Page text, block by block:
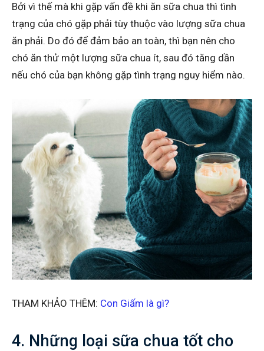
Bởi vì thế mà khi gặp vấn đề khi ăn sữa chua thì tình
trạng của chó gặp phải tùy thuộc vào lượng sữa chua
ăn phải. Do đó để đảm bảo an toàn, thì bạn nên cho
chó ăn thử một lượng sữa chua ít, sau đó tăng dần
nếu chó của bạn không gặp tình trạng nguy hiểm nào.
THAM KHẢO THÊM: Con Giấm là gì?
4. Những loại sữa chua tốt cho